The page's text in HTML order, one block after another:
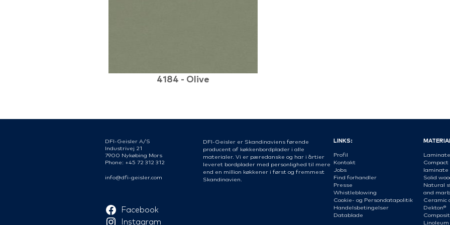
4184 - Olive
DFI-Geisler A/S
Industrivej 21
7900 Nykøbing Mors
Phone: +45 72 312 312
info@dfi-geisler.com
Facebook
Instagram
DFI-Geisler er Skandinaviens førende
producent af køkkenbordplader i alle
materialer. Vi er pæredanske og har i årtier
leveret bordplader med personlighed til mere
end en million køkkener i først og fremmest
Skandinavien.
LINKS:
Profil
Kontakt
Jobs
Find forhandler
Presse
Whistleblowing
Cookie- og Persondatapolitik
Handelsbetingelser
Datablade
Laminate
Compact
laminate
Solid
Natural
and
Ceramic
Dekton®
Linoleum